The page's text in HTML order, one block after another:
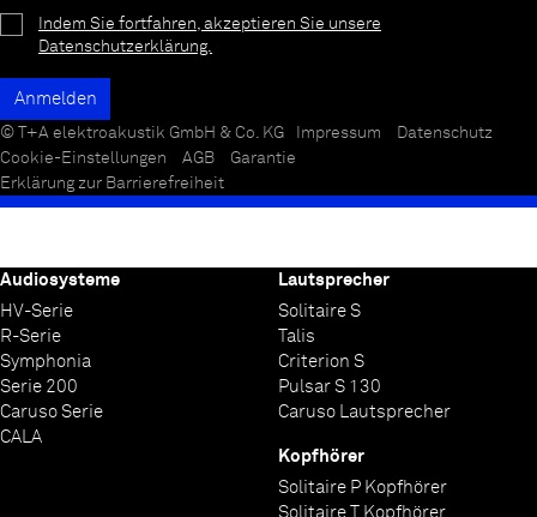
Indem Sie fortfahren, akzeptieren Sie unsere
Datenschutzerklärung.
© T+A elektroakustik GmbH & Co. KG Impressum
Datenschutz
Cookie-Einstellungen
AGB
Garantie
Erklärung zur Barrierefreiheit
Audiosysteme
HV-Serie
R-Serie
Symphonia
Serie 200
Caruso Serie
CALA
Lautsprecher
Solitaire S
Talis
Criterion S
Pulsar S 130
Caruso Lautsprecher
Kopfhörer
Solitaire P Kopfhörer
Solitaire T Kopfhörer